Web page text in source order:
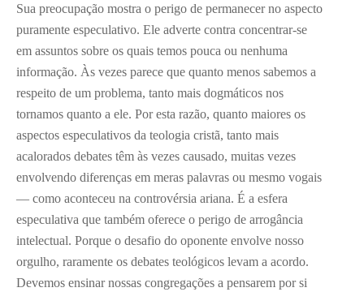
Sua preocupação mostra o perigo de permanecer no aspecto
puramente especulativo. Ele adverte contra concentrar-se
em assuntos sobre os quais temos pouca ou nenhuma
informação. Às vezes parece que quanto menos sabemos a
respeito de um problema, tanto mais dogmáticos nos
tornamos quanto a ele. Por esta razão, quanto maiores os
aspectos especulativos da teologia cristã, tanto mais
acalorados debates têm às vezes causado, muitas vezes
envolvendo diferenças em meras palavras ou mesmo vogais
— como aconteceu na controvérsia ariana. É a esfera
especulativa que também oferece o perigo de arrogância
intelectual. Porque o desafio do oponente envolve nosso
orgulho, raramente os debates teológicos levam a acordo.
Devemos ensinar nossas congregações a pensarem por si